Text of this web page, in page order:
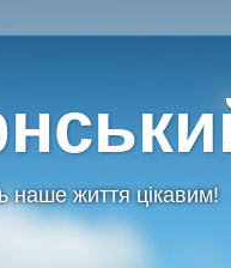
життя цікавим!